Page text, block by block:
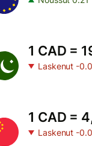
1 CAD =
Laskenut -
1 CAD =
Laskenut -